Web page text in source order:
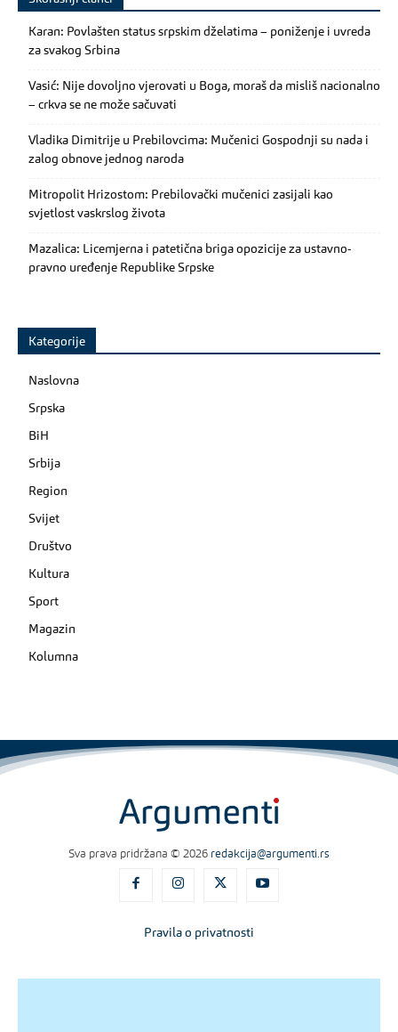
Karan: Povlašten status srpskim dželatima – poniženje i uvreda
za svakog Srbina
Vasić: Nije dovoljno vjerovati u Boga, moraš da misliš nacionalno
– crkva se ne može sačuvati
Vladika Dimitrije u Prebilovcima: Mučenici Gospodnji su nada i
zalog obnove jednog naroda
Mitropolit Hrizostom: Prebilovački mučenici zasijali kao
svjetlost vaskrslog života
Mazalica: Licemjerna i patetična briga opozicije za ustavno-
pravno uređenje Republike Srpske
Kategorije
Naslovna
Srpska
BiH
Srbija
Region
Svijet
Društvo
Kultura
Sport
Magazin
Kolumna
Sva prava pridržana © 2026 redakcija@argumenti.rs
Pravila o privatnosti